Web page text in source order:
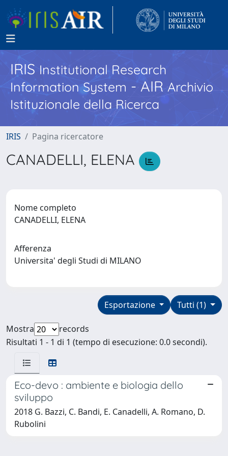
IRISInstitutional Research
Information System - AIR Archivio
Istituzionale della Ricerca
IRIS Pagina ricercatore
CANADELLI, ELENA
Nome completo
CANADELLI, ELENA
Afferenza
Universita' degli Studi di MILANO
Tutti (1)
Esportazione
Mostra
records
Risultati 1 - 1 di 1 (tempo di esecuzione: 0.0 secondi).
Eco-devo : ambiente e biologia dello
sviluppo
2018 G. Bazzi, C. Bandi, E. Canadelli, A. Romano, D.
Rubolini